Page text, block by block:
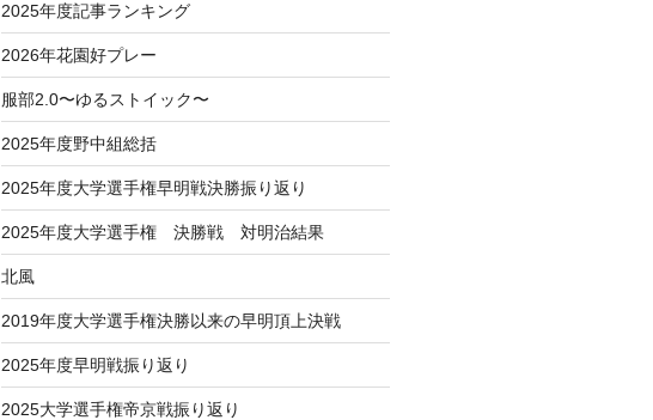
2025年度記事ランキング
2026年花園好プレー
服部2.0〜ゆるストイック〜
2025年度野中組総括
2025年度大学選手権早明戦決勝振り返り
2025年度大学選手権 決勝戦 対明治結果
北風
2019年度大学選手権決勝以来の早明頂上決戦
2025年度早明戦振り返り
2025大学選手権帝京戦振り返り